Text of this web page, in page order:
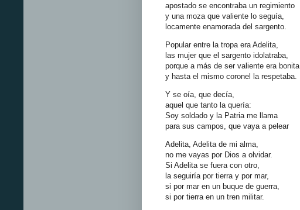
apostado se encontraba un regimiento
y una moza que valiente lo seguía,
locamente enamorada del sargento.
Popular entre la tropa era Adelita,
las mujer que el sargento idolatraba,
porque a más de ser valiente era bonita,
y hasta el mismo coronel la respetaba.
Y se oía, que decía,
aquel que tanto la quería:
Soy soldado y la Patria me llama
para sus campos, que vaya a pelear
Adelita, Adelita de mi alma,
no me vayas por Dios a olvidar.
Si Adelita se fuera con otro,
la seguiría por tierra y por mar,
si por mar en un buque de guerra,
si por tierra en un tren militar.